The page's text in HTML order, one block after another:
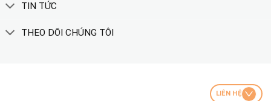
TIN TỨC
THEO DÕI CHÚNG TÔI
LIÊN HỆ